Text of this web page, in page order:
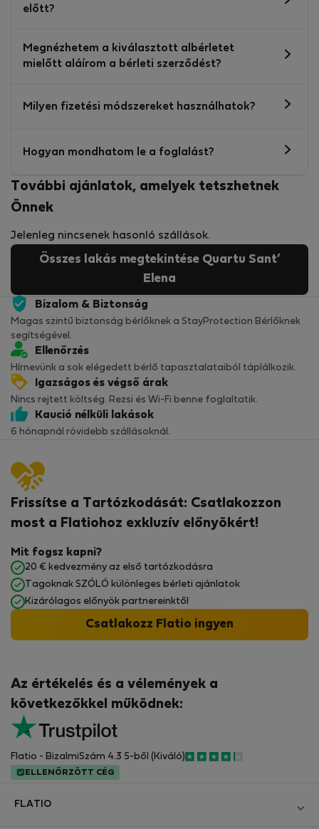
előtt?
Megnézhetem a kiválasztott albérletet
mielőtt aláírom a bérleti szerződést?
Milyen fizetési módszereket használhatok?
Hogyan mondhatom le a foglalást?
További ajánlatok, amelyek tetszhetnek
Önnek
Jelenleg nincsenek hasonló szállások.
Összes lakás megtekintése Quartu Sant’
Elena
Bizalom & Biztonság
Magas szintű biztonság bérlőknek a StayProtection Bérlőknek
segítségével.
Ellenőrzés
Hírnevünk a sok elégedett bérlő tapasztalataiból táplálkozik.
Igazságos és végső árak
Nincs rejtett költség. Rezsi és Wi-Fi benne foglaltatik.
Kaució nélküli lakások
6 hónapnál rövidebb szállásoknál.
Az értékelés és a vélemények a
következőkkel működnek:
Flatio - BizalmiSzám 4.3 5-ből (Kiváló)
ELLENŐRZÖTT CÉG
Frissítse a Tartózkodását: Csatlakozzon
most a Flatiohoz exkluzív előnyökért!
Mit fogsz kapni?
20 € kedvezmény az első tartózkodásra
Tagoknak SZÓLÓ különleges bérleti ajánlatok
Kizárólagos előnyök partnereinktől
Csatlakozz Flatio ingyen
FLATIO